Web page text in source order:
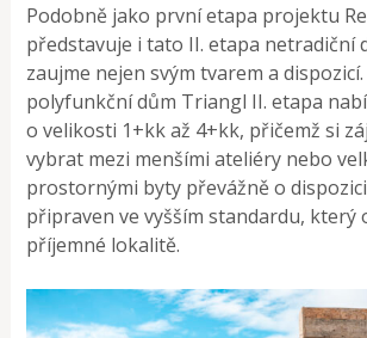
Podobně jako první etapa projektu
představuje i tato II. etapa netradiční
zaujme nejen svým tvarem a
polyfunkční dům Triangl II. etapa
o velikosti 1+kk až 4+kk, přičemž si
vybrat mezi menšími ateliéry nebo
prostornými byty převážně o
připraven ve vyšším standardu, který
příjemné lokalitě.